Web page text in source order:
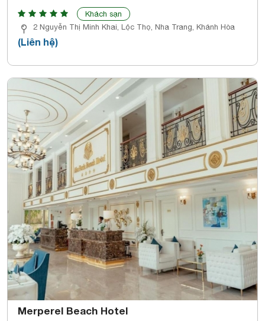
Khách sạn
2 Nguyễn Thị Minh Khai, Lộc Thọ, Nha Trang, Khánh Hòa
(Liên hệ)
Merperel Beach Hotel